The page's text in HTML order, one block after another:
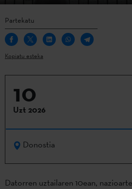
Partekatu
Kopiatu esteka
10
Uzt 2026
Donostia
Datorren uztailaren 10ean,